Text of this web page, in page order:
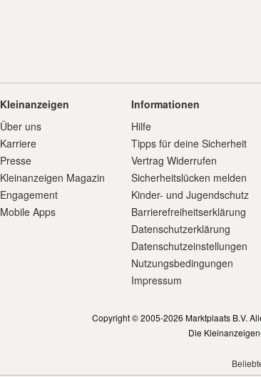
Kleinanzeigen
Über uns
Karriere
Presse
Kleinanzeigen Magazin
Engagement
Mobile Apps
Informationen
Hilfe
Tipps für deine Sicherheit
Vertrag Widerrufen
Sicherheitslücken melden
Kinder- und Jugendschutz
Barrierefreiheitserklärung
Datenschutzerklärung
Datenschutzeinstellungen
Nutzungsbedingungen
Impressum
Copyright © 2005-2026 Marktplaats B.V.
Die